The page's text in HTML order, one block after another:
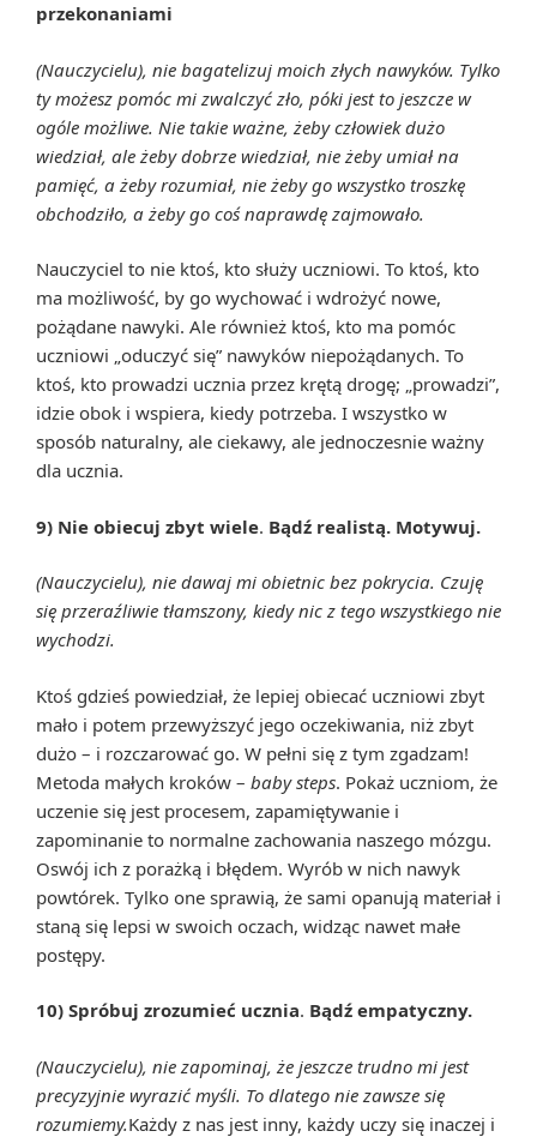
przekonaniami
(Nauczycielu), nie bagatelizuj moich złych nawyków. Tylko
ty możesz pomóc mi zwalczyć zło, póki jest to jeszcze w
ogóle możliwe. Nie takie ważne, żeby człowiek dużo
wiedział, ale żeby dobrze wiedział, nie żeby umiał na
pamięć, a żeby rozumiał, nie żeby go wszystko troszkę
obchodziło, a żeby go coś naprawdę zajmowało.
Nauczyciel to nie ktoś, kto służy uczniowi. To ktoś, kto
ma możliwość, by go wychować i wdrożyć nowe,
pożądane nawyki. Ale również ktoś, kto ma pomóc
uczniowi „oduczyć się” nawyków niepożądanych. To
ktoś, kto prowadzi ucznia przez krętą drogę; „prowadzi”,
idzie obok i wspiera, kiedy potrzeba. I wszystko w
sposób naturalny, ale ciekawy, ale jednoczesnie ważny
dla ucznia.
9) Nie obiecuj zbyt wiele. Bądź realistą. Motywuj.
(Nauczycielu), nie dawaj mi obietnic bez pokrycia. Czuję
się przeraźliwie tłamszony, kiedy nic z tego wszystkiego nie
wychodzi.
Ktoś gdzieś powiedział, że lepiej obiecać uczniowi zbyt
mało i potem przewyższyć jego oczekiwania, niż zbyt
dużo – i rozczarować go. W pełni się z tym zgadzam!
Metoda małych kroków – baby steps. Pokaż uczniom, że
uczenie się jest procesem, zapamiętywanie i
zapominanie to normalne zachowania naszego mózgu.
Oswój ich z porażką i błędem. Wyrób w nich nawyk
powtórek. Tylko one sprawią, że sami opanują materiał i
staną się lepsi w swoich oczach, widząc nawet małe
postępy.
10) Spróbuj zrozumieć ucznia. Bądź empatyczny.
(Nauczycielu), nie zapominaj, że jeszcze trudno mi jest
precyzyjnie wyrazić myśli. To dlatego nie zawsze się
rozumiemy.Każdy z nas jest inny, każdy uczy się inaczej i